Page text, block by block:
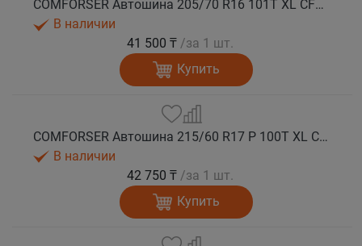
COMFORSER Автошина 205/70 R16 101T XL CF1100 RWL лето
В наличии
41 500 ₸ /за 1 шт.
Купить
COMFORSER Автошина 215/60 R17 P 100T XL CF1100 OWL лето
В наличии
42 750 ₸ /за 1 шт.
Купить